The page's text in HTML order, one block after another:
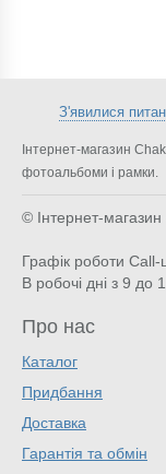
З'явилися
Інтернет-магазин
фотоальбоми і рамки.
© Інтернет-
Графік роботи Call-
В робочі дні з 9 до
Про нас
Каталог
Придбання
Доставка
Гарантія та обмін